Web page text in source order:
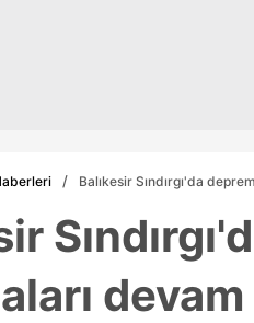
Balıkesir Sındırgı'da